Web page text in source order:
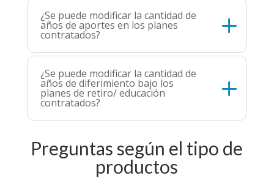
¿Se puede modificar la cantidad de
años de aportes en los planes
contratados?
¿Se puede modificar la cantidad de
años de diferimiento bajo los
planes de retiro/ educación
contratados?
Preguntas según el tipo de
productos